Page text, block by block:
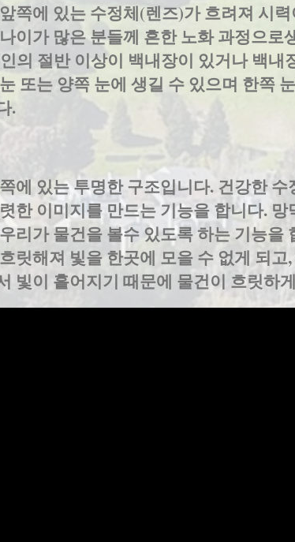
쪽에 있는 수정체(렌즈)가 흐려져 시
이가 많은 분들께 흔한 노화 과정으로
의 절반 이상이 백내장이 있거나 백내
또는 양쪽 눈에 생길 수 있으며 한쪽
.
에 있는 투명한 구조입니다. 건강한
한 이미지를 만드는 기능을 합니다.
리가 물건을 볼수 있도록 하는 기능을
릿해져 빛을 한곳에 모을 수 없게 되
빛이 흩어지기 때문에 물건이 흐릿하